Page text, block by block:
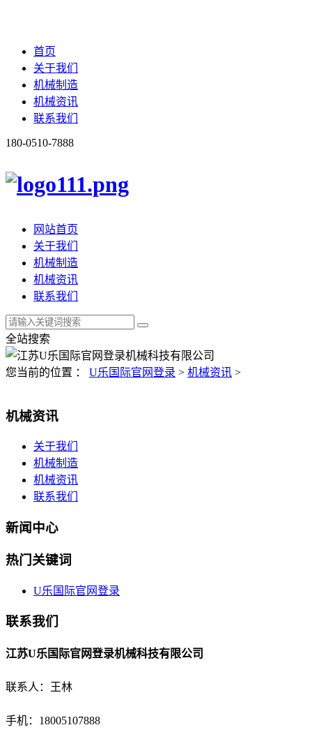
首页
关于我们
机械制造
机械资讯
联系我们
180-0510-7888
网站首页
关于我们
机械制造
机械资讯
联系我们
全站搜索
您当前的位置 ： U乐国际官网登录 > 机械资讯 >
机械资讯
关于我们
机械制造
机械资讯
联系我们
新闻中心
热门关键词
U乐国际官网登录
联系我们
江苏U乐国际官网登录机械科技有限公司
联系人：王林
手机：18005107888